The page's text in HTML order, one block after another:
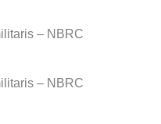
– NBRC
– NBRC